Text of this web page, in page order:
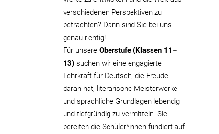
verschiedenen Perspektiven zu
betrachten? Dann sind Sie bei uns
genau richtig!
Für unsereOberstufe (Klassen 11–
13) suchen wir eine engagierte
Lehrkraft für Deutsch, die Freude
daran hat, literarische Meisterwerke
und sprachliche Grundlagen lebendig
und tiefgründig zu vermitteln. Sie
bereiten die Schüler*innen fundiert auf